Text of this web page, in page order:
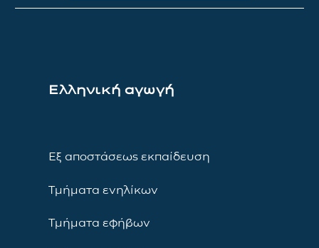
Ελληνική αγωγή
Εξ αποστάσεως εκπαίδευση
Τμήματα ενηλίκων
Τμήματα εφήβων